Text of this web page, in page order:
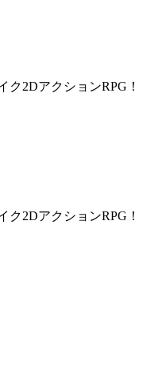
ク2DアクションRPG！
ク2DアクションRPG！